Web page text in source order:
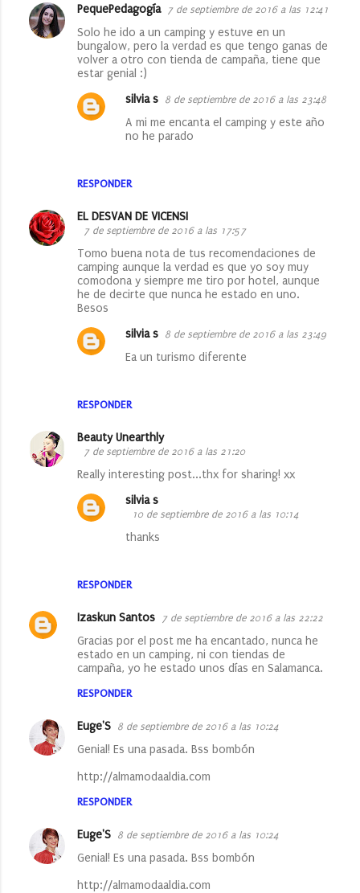
C
o
s
PequePedagogía 7 de septiembre de 2016 a las 12:41
Solo he ido a un camping y estuve en un
bungalow, pero la verdad es que tengo ganas de
volver a otro con tienda de campaña, tiene que
estar genial :)
RESPONDER
silvia s 8 de septiembre de 2016 a las 23:48
A mi me encanta el camping y este año
no he parado
EL DESVAN DE VICENSI
7 de septiembre de 2016 a las 17:57
Tomo buena nota de tus recomendaciones de
camping aunque la verdad es que yo soy muy
comodona y siempre me tiro por hotel, aunque
he de decirte que nunca he estado en uno.
Besos
RESPONDER
silvia s 8 de septiembre de 2016 a las 23:49
Ea un turismo diferente
Beauty Unearthly
7 de septiembre de 2016 a las 21:20
Really interesting post...thx for sharing! xx
RESPONDER
silvia s
10 de septiembre de 2016 a las 10:14
thanks
Izaskun Santos 7 de septiembre de 2016 a las 22:22
Gracias por el post me ha encantado, nunca he
estado en un camping, ni con tiendas de
campaña, yo he estado unos días en Salamanca.
RESPONDER
Euge'S 8 de septiembre de 2016 a las 10:24
Genial! Es una pasada. Bss bombón
http://almamodaaldia.com
RESPONDER
Euge'S 8 de septiembre de 2016 a las 10:24
Genial! Es una pasada. Bss bombón
http://almamodaaldia.com